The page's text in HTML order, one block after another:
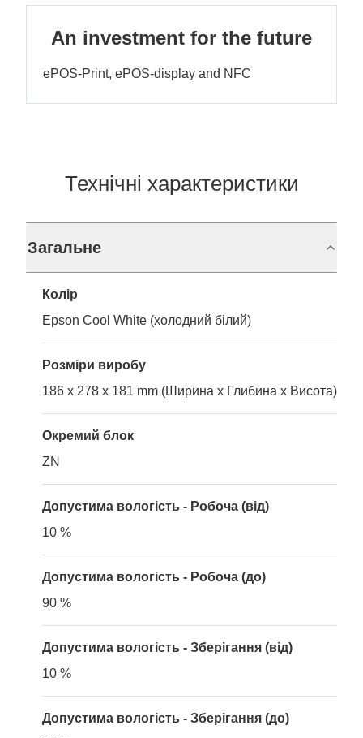
An investment for the future
ePOS-Print, ePOS-display and NFC
Технічні характеристики
Загальне
Колір
Epson Cool White (холодний білий)
Розміри виробу
186 x 278 x 181 mm (Ширина x Глибина x Висота)
Окремий блок
ZN
Допустима вологість - Робоча (від)
10 %
Допустима вологість - Робоча (до)
90 %
Допустима вологість - Зберігання (від)
10 %
Допустима вологість - Зберігання (до)